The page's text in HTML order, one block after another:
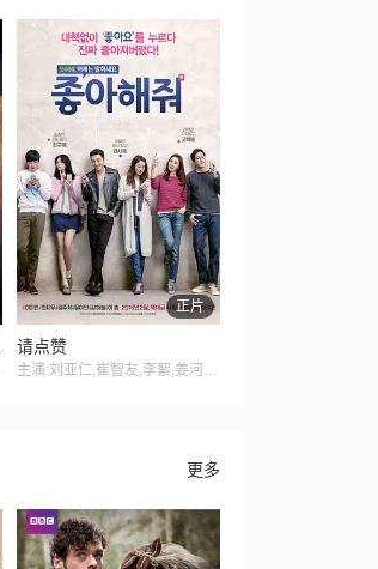
正片
请点赞
主演:刘亚仁,崔智友,李絮,姜河那,金柱赫,李美妍,李姃垠
更多